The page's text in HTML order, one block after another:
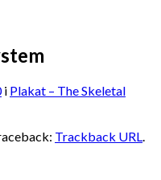
i Plakat – The Skeletal
Trackback URL.